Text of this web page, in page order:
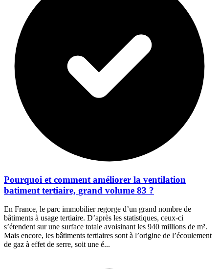
Pourquoi et comment améliorer la ventilation
batiment tertiaire, grand volume 83 ?
En France, le parc immobilier regorge d’un grand nombre de
bâtiments à usage tertiaire. D’après les statistiques, ceux-ci
s’étendent sur une surface totale avoisinant les 940 millions de m².
Mais encore, les bâtiments tertiaires sont à l’origine de l’écoulement
de gaz à effet de serre, soit une é...